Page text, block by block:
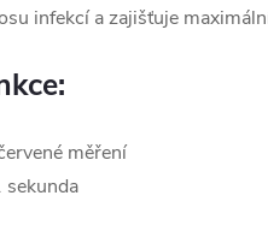
infekcí a zajišťuje
měření
sekunda